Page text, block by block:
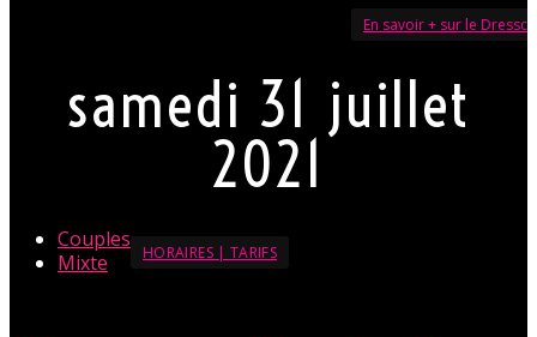
En savoir + sur le
samedi 31 juillet
2021
Couples
Mixte
HORAIRES | TARIFS